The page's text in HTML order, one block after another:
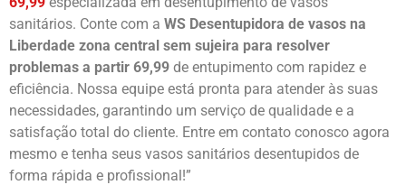
sanitários. Conte com a WS Desentupidora de vasos na
Liberdade zona central sem sujeira para resolver
problemas a partir 69,99 de entupimento com rapidez e
eficiência. Nossa equipe está pronta para atender às suas
necessidades, garantindo um serviço de qualidade e a
satisfação total do cliente. Entre em contato conosco agora
mesmo e tenha seus vasos sanitários desentupidos de
forma rápida e profissional!”